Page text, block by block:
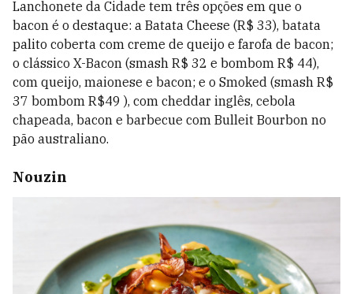
Lanchonete da Cidade tem três opções em que o
bacon é o destaque: a Batata Cheese (R$ 33), batata
palito coberta com creme de queijo e farofa de bacon;
o clássico X-Bacon (smash R$ 32 e bombom R$ 44),
com queijo, maionese e bacon; e o Smoked (smash R$
37 bombom R$49 ), com cheddar inglês, cebola
chapeada, bacon e barbecue com Bulleit Bourbon no
pão australiano.
Nouzin